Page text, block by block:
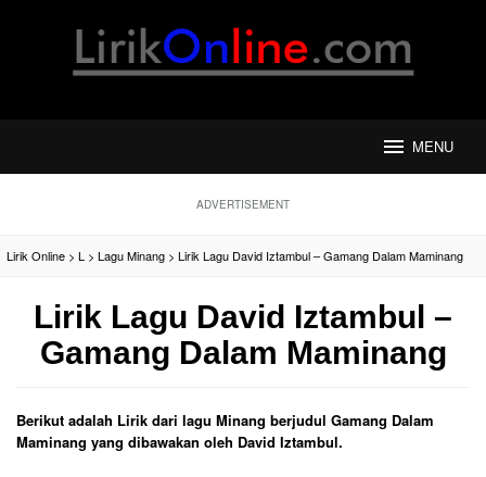
MENU
ADVERTISEMENT
Lirik Online > L > Lagu Minang > Lirik Lagu David Iztambul – Gamang Dalam Maminang
Lirik Lagu David Iztambul –
Gamang Dalam Maminang
Berikut adalah Lirik dari lagu Minang berjudul Gamang Dalam
Maminang yang dibawakan oleh David Iztambul.